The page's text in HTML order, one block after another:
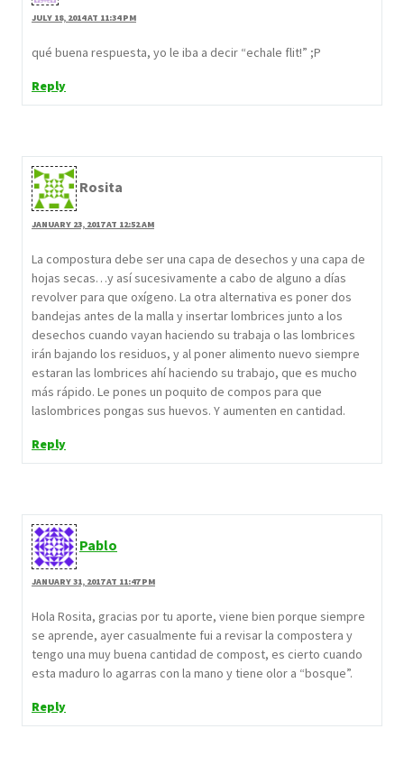
JULY 18, 2014 AT 11:34 PM
qué buena respuesta, yo le iba a decir “echale flit!” ;P
Reply
Rosita
JANUARY 23, 2017 AT 12:52 AM
La compostura debe ser una capa de desechos y una capa de
hojas secas…y así sucesivamente a cabo de alguno a días
revolver para que oxígeno. La otra alternativa es poner dos
bandejas antes de la malla y insertar lombrices junto a los
desechos cuando vayan haciendo su trabaja o las lombrices
irán bajando los residuos, y al poner alimento nuevo siempre
estaran las lombrices ahí haciendo su trabajo, que es mucho
más rápido. Le pones un poquito de compos para que
laslombrices pongas sus huevos. Y aumenten en cantidad.
Reply
Pablo
JANUARY 31, 2017 AT 11:47 PM
Hola Rosita, gracias por tu aporte, viene bien porque siempre
se aprende, ayer casualmente fui a revisar la compostera y
tengo una muy buena cantidad de compost, es cierto cuando
esta maduro lo agarras con la mano y tiene olor a “bosque”.
Reply